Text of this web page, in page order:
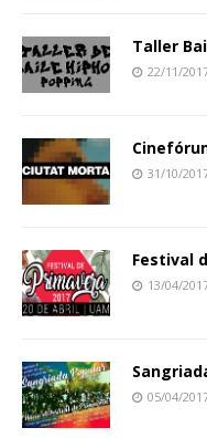
Taller
22/11/
31/10/
Festival
13/04/
05/04/